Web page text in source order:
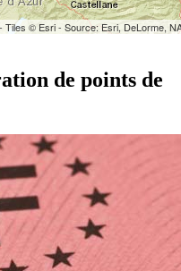
Tiles © Esri - Source: Esri, DeLorme,
de points de